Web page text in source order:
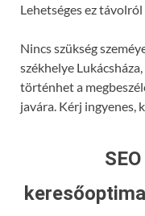
Lehetséges ez távolról
Nincs szükség
székhelye
történhet a
javára. Kérj ingyenes,